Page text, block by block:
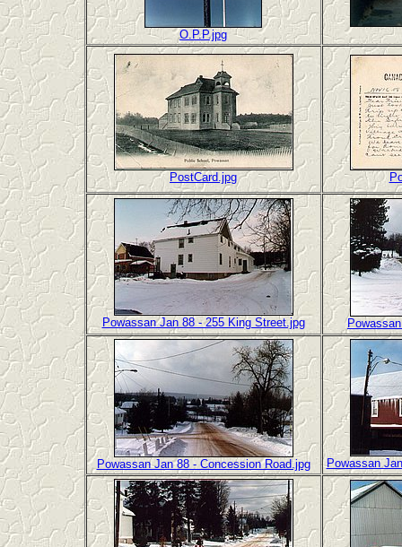
O.P.P.jpg
PostCard.jpg
Powassan Jan 88 - 255 King Street.jpg
Powassan Jan 88 - Concession Road.jpg Powassan